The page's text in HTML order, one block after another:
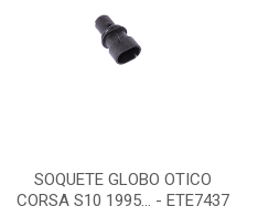
SOQUETE GLOBO OTICO
CORSA S10 1995... - ETE7437